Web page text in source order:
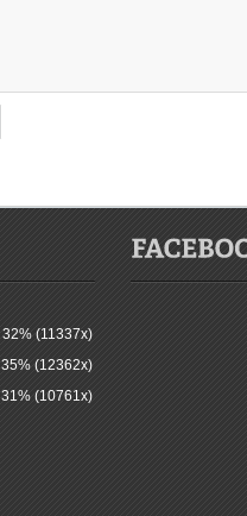
32% (11337x)
35% (12362x)
31% (10761x)